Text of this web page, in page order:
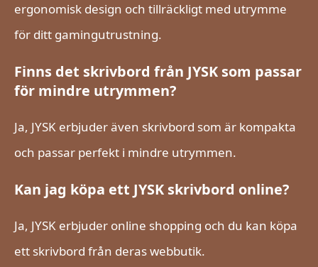
ergonomisk design och tillräckligt med utrymme
för ditt gamingutrustning.
Finns det skrivbord från JYSK som passar
för mindre utrymmen?
Ja, JYSK erbjuder även skrivbord som är kompakta
och passar perfekt i mindre utrymmen.
Kan jag köpa ett JYSK skrivbord online?
Ja, JYSK erbjuder online shopping och du kan köpa
ett skrivbord från deras webbutik.